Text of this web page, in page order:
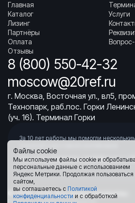
Файлы cookie
Мы используем файлы cookie и
персональные данные с использованием
Яндекс Метрики. Продолжая пользоваться
сайтом,
вы соглашаетесь с Политикой
конфиденциальности и с обработкой
Главная
Каталог
Лизинг
Партнёры
Оплата
Отзывы
Услуги
8 (800) 550-42-32
moscow@20ref.ru
г. Москва, Восточная ул., вл5,
Технопарк, раб.пос. Горки
(уч. 16). Терминал Горки
За 10 лет работы мы помогли
Начните развивать свой бизнес с
© 2008–2026.Все права защищены.
Политика конфиденциальности